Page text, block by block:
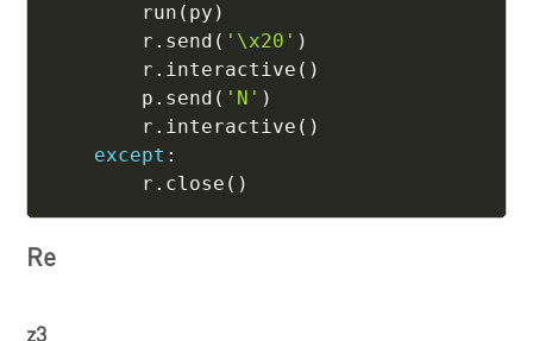
        run
( py )
        r
. send ( '\x20' )
        r
. interactive ( )
        p
. send ( 'N' )
        r
. interactive ( )
except :
        r
. close ( )
Re
z3